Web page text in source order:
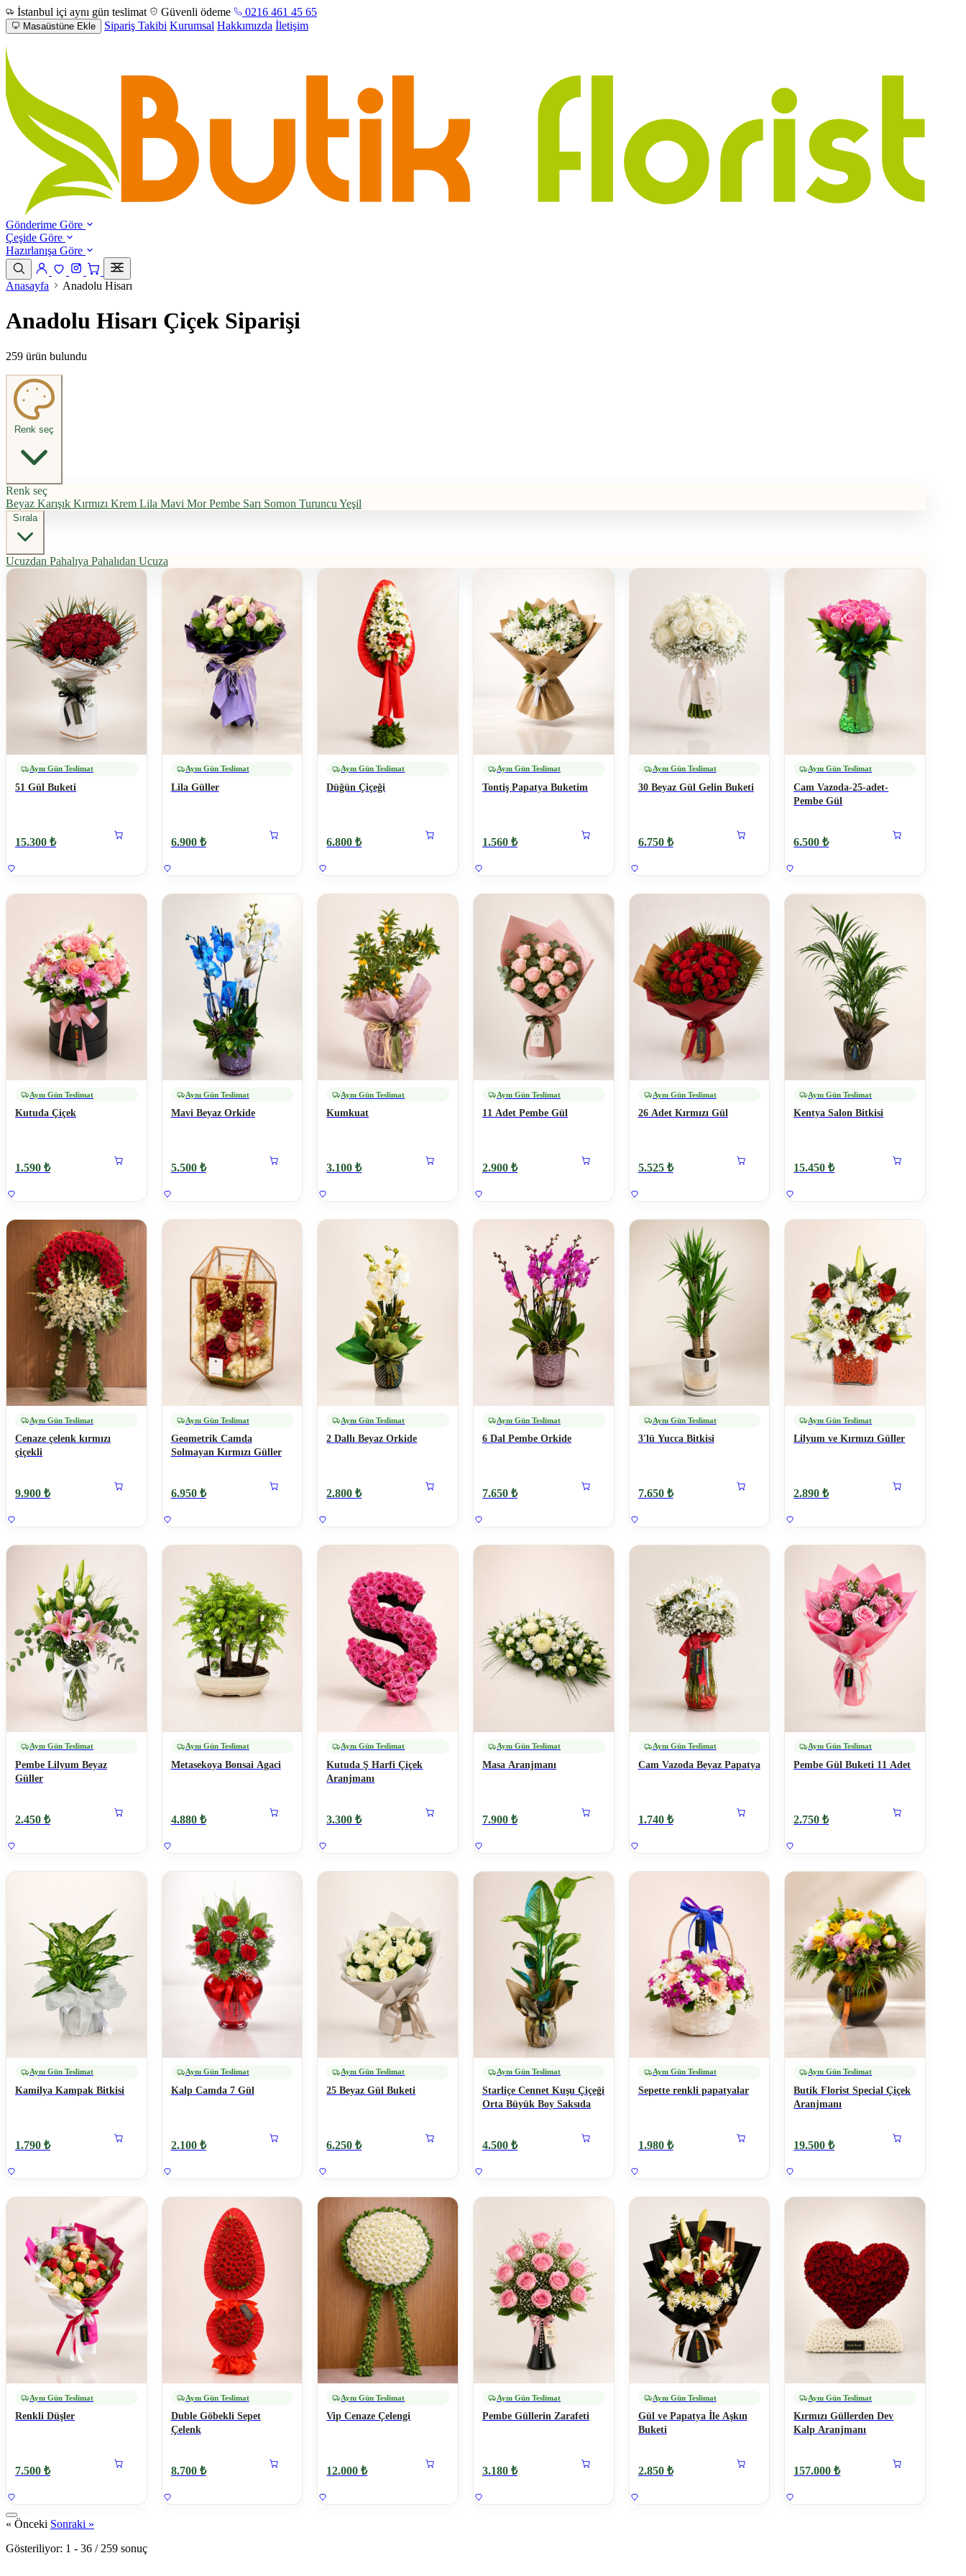
İstanbul içi aynı gün teslimat Güvenli ödeme 0216 461 45 65
Masaüstüne Ekle Sipariş Takibi Kurumsal Hakkımızda İletişim
Gönderime Göre
Çeşide Göre
Hazırlanışa Göre
Anasayfa Anadolu Hisarı
Anadolu Hisarı Çiçek Siparişi
259 ürün bulundu
Renk seç
Renk seç
Beyaz Karışık Kırmızı Krem Lila Mavi Mor Pembe Sarı Somon Turuncu Yeşil
Sırala
Ucuzdan Pahalıya Pahalıdan Ucuza
Aynı Gün Teslimat
51 Gül Buketi
15.300 ₺
Aynı Gün Teslimat
Lila Güller
6.900 ₺
Aynı Gün Teslimat
Düğün Çiçeği
6.800 ₺
Aynı Gün Teslimat
Tontiş Papatya Buketim
1.560 ₺
Aynı Gün Teslimat
30 Beyaz Gül Gelin Buketi
6.750 ₺
Aynı Gün Teslimat
Cam Vazoda-25-adet-
Pembe Gül
6.500 ₺
Aynı Gün Teslimat
Kutuda Çiçek
1.590 ₺
Aynı Gün Teslimat
Mavi Beyaz Orkide
5.500 ₺
Aynı Gün Teslimat
Kumkuat
3.100 ₺
Aynı Gün Teslimat
11 Adet Pembe Gül
2.900 ₺
Aynı Gün Teslimat
26 Adet Kırmızı Gül
5.525 ₺
Aynı Gün Teslimat
Kentya Salon Bitkisi
15.450 ₺
Aynı Gün Teslimat
Cenaze çelenk kırmızı
çiçekli
9.900 ₺
Aynı Gün Teslimat
Geometrik Camda
Solmayan Kırmızı Güller
6.950 ₺
Aynı Gün Teslimat
2 Dallı Beyaz Orkide
2.800 ₺
Aynı Gün Teslimat
6 Dal Pembe Orkide
7.650 ₺
Aynı Gün Teslimat
3'lü Yucca Bitkisi
7.650 ₺
Aynı Gün Teslimat
Lilyum ve Kırmızı Güller
2.890 ₺
Aynı Gün Teslimat
Pembe Lilyum Beyaz
Güller
2.450 ₺
Aynı Gün Teslimat
Metasekoya Bonsai Agaci
4.880 ₺
Aynı Gün Teslimat
Kutuda Ş Harfi Çiçek
Aranjmanı
3.300 ₺
Aynı Gün Teslimat
Masa Aranjmanı
7.900 ₺
Aynı Gün Teslimat
Cam Vazoda Beyaz Papatya
1.740 ₺
Aynı Gün Teslimat
Pembe Gül Buketi 11 Adet
2.750 ₺
Aynı Gün Teslimat
Kamilya Kampak Bitkisi
1.790 ₺
Aynı Gün Teslimat
Kalp Camda 7 Gül
2.100 ₺
Aynı Gün Teslimat
25 Beyaz Gül Buketi
6.250 ₺
Aynı Gün Teslimat
Starliçe Cennet Kuşu Çiçeği
Orta Büyük Boy Saksıda
4.500 ₺
Aynı Gün Teslimat
Sepette renkli papatyalar
1.980 ₺
Aynı Gün Teslimat
Butik Florist Special Çiçek
Aranjmanı
19.500 ₺
Aynı Gün Teslimat
Renkli Düşler
7.500 ₺
Aynı Gün Teslimat
Duble Göbekli Sepet
Çelenk
8.700 ₺
Aynı Gün Teslimat
Vip Cenaze Çelengi
12.000 ₺
Aynı Gün Teslimat
Pembe Güllerin Zarafeti
3.180 ₺
Aynı Gün Teslimat
Gül ve Papatya İle Aşkın
Buketi
2.850 ₺
Aynı Gün Teslimat
Kırmızı Güllerden Dev
Kalp Aranjmanı
157.000 ₺
« Önceki Sonraki »
Gösteriliyor: 1 - 36 / 259 sonuç